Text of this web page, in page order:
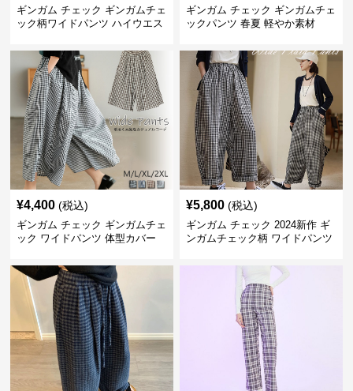
ギンガム チェック ギンガムチェ
ック柄ワイドパンツ ハイウエス
ギンガム チェック ギンガムチェ
ックパンツ 春夏 軽やか素材
¥4,400 (税込)
ギンガム チェック ギンガムチェ
ック ワイドパンツ 体型カバー
¥5,800 (税込)
ギンガム チェック 2024新作 ギ
ンガムチェック柄 ワイドパンツ